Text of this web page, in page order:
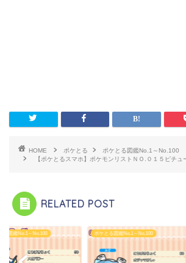
HOME ポケとる
ポケとる図鑑No.1～No.100
【ポケとるスマホ】ポケモンリストＮＯ.０１５ピチュ
RELATED POST
る図鑑No.1～No.100 ポケとる図鑑No.1～No.100